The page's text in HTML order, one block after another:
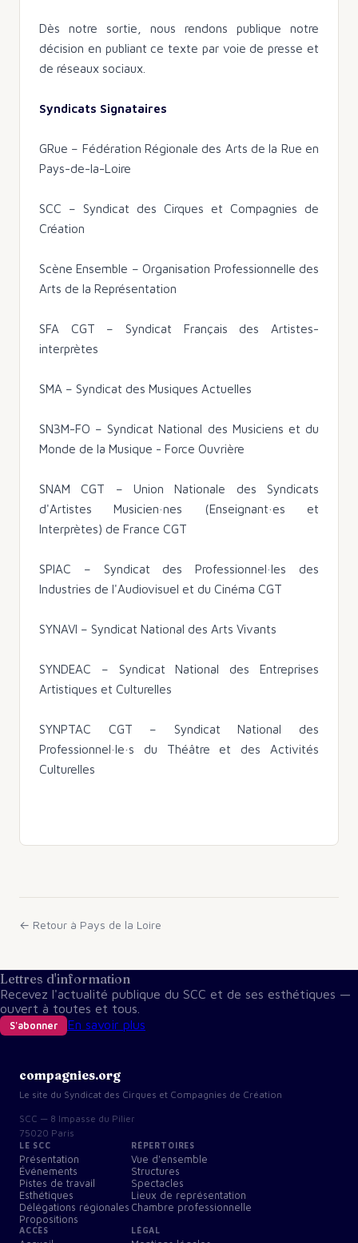
Dès notre sortie, nous rendons publique notre
décision en publiant ce texte par voie de presse et
de réseaux sociaux.
Syndicats Signataires
GRue – Fédération Régionale des Arts de la Rue en
Pays-de-la-Loire
SCC – Syndicat des Cirques et Compagnies de
Création
Scène Ensemble – Organisation Professionnelle des
Arts de la Représentation
SFA CGT – Syndicat Français des Artistes-
interprètes
SMA – Syndicat des Musiques Actuelles
SN3M-FO – Syndicat National des Musiciens et du
Monde de la Musique - Force Ouvrière
SNAM CGT – Union Nationale des Syndicats
d'Artistes Musicien·nes (Enseignant·es et
Interprètes) de France CGT
SPIAC – Syndicat des Professionnel·les des
Industries de l'Audiovisuel et du Cinéma CGT
SYNAVI – Syndicat National des Arts Vivants
SYNDEAC – Syndicat National des Entreprises
Artistiques et Culturelles
SYNPTAC CGT – Syndicat National des
Professionnel·le·s du Théâtre et des Activités
Culturelles
← Retour à Pays de la Loire
Lettres d'information
Recevez l'actualité publique du SCC et de ses esthétiques —
ouvert à toutes et tous.
S'abonner En savoir plus
compagnies.org
Le site du Syndicat des Cirques et Compagnies de Création
SCC — 8 Impasse du Pilier
75020 Paris
LE SCC
Présentation
Événements
Pistes de travail
Esthétiques
Délégations régionales
Propositions
RÉPERTOIRES
Vue d'ensemble
Structures
Spectacles
Lieux de représentation
Chambre professionnelle
ACCÈS LÉGAL